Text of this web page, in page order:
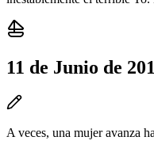
11 de Junio de
A veces, una mujer avanza